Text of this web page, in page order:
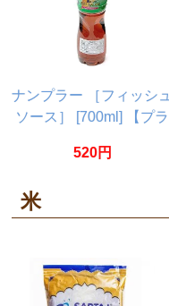
ナンプラー ［フィッシュ
ソース］ [700ml] 【プラ
520円
米